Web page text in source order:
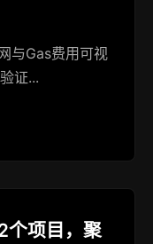
与Gas费用可视
证...
个项目，聚